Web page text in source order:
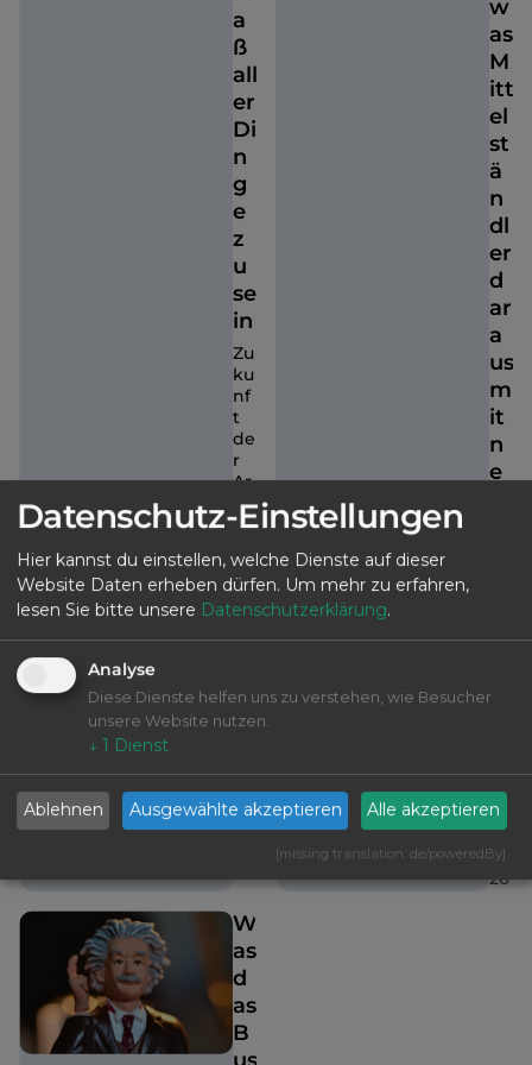
a
ß
all
er
Di
n
g
e
z
u
se
in
Zu
ku
nf
t
de
r
Ar
be
it
ni
29,
20
26
w
as
M
itt
el
st
ä
n
dl
er
d
ar
a
us
m
it
n
e
ö
n
M
ai
5,
20
26
W
as
d
as
B
Datenschutz-Einstellungen
Hier kannst du einstellen, welche Dienste auf dieser
Website Daten erheben dürfen. Um mehr zu erfahren,
lesen Sie bitte unsere Datenschutzerklärung.
Analyse
Diese Dienste helfen uns zu verstehen, wie Besucher
unsere Website nutzen.
↓ 1 Dienst
Ablehnen Ausgewählte akzeptieren Alle akzeptieren
[missing translation: de/poweredBy]